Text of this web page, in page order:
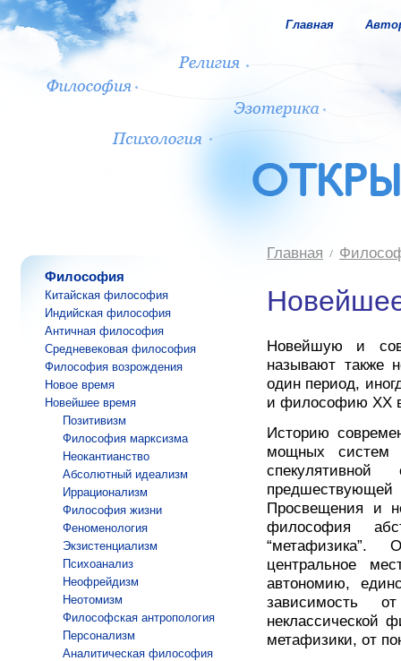
Главная
Философия
Китайская философия
Индийская философия
Античная философия
Средневековая философия
Философия возрождения
Новое время
Новейшее время
Позитивизм
Философия марксизма
Неокантианство
Абсолютный идеализм
Иррационализм
Философия жизни
Феноменология
Экзистенциализм
Психоанализ
Неофрейдизм
Неотомизм
Философская антропология
Персонализм
Аналитическая философия
Главная
Новейшую и
называют также
один период,
и философию XX
Историю
мощных систем
Просвещения и
философия
“метафизика”.
центральное
автономию,
зависимость
неклассической
метафизики, от